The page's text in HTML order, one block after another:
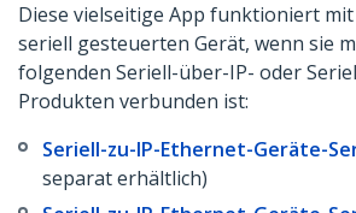
Diese vielseitige App funktioniert
seriell gesteuerten Gerät, wenn sie
folgenden Seriell-über-IP- oder
Produkten verbunden ist:
Seriell-zu-IP-Ethernet-Geräte-
separat erhältlich)